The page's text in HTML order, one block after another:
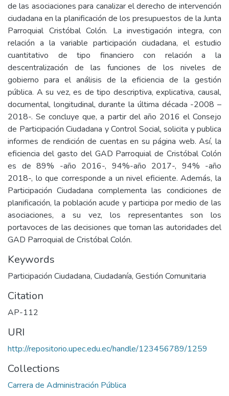
de las asociaciones para canalizar el derecho de intervención
ciudadana en la planificación de los presupuestos de la Junta
Parroquial Cristóbal Colón. La investigación integra, con
relación a la variable participación ciudadana, el estudio
cuantitativo de tipo financiero con relación a la
descentralización de las funciones de los niveles de
gobierno para el análisis de la eficiencia de la gestión
pública. A su vez, es de tipo descriptiva, explicativa, causal,
documental, longitudinal, durante la última década -2008 –
2018-. Se concluye que, a partir del año 2016 el Consejo
de Participación Ciudadana y Control Social, solicita y publica
informes de rendición de cuentas en su página web. Así, la
eficiencia del gasto del GAD Parroquial de Cristóbal Colón
es de 89% -año 2016-, 94%-año 2017-, 94% -año
2018-, lo que corresponde a un nivel eficiente. Además, la
Participación Ciudadana complementa las condiciones de
planificación, la población acude y participa por medio de las
asociaciones, a su vez, los representantes son los
portavoces de las decisiones que toman las autoridades del
GAD Parroquial de Cristóbal Colón.
Keywords
Participación Ciudadana, Ciudadanía, Gestión Comunitaria
Citation
AP-112
URI
http://repositorio.upec.edu.ec/handle/123456789/1259
Collections
Carrera de Administración Pública